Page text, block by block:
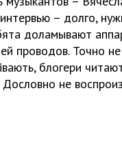
– долго,
доламывают
проводов. Точно
блогери
не